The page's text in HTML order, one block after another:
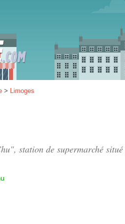
> Limoges
station de supermarché situé
Gazole :
Disponible
SP 98 :
Disponible